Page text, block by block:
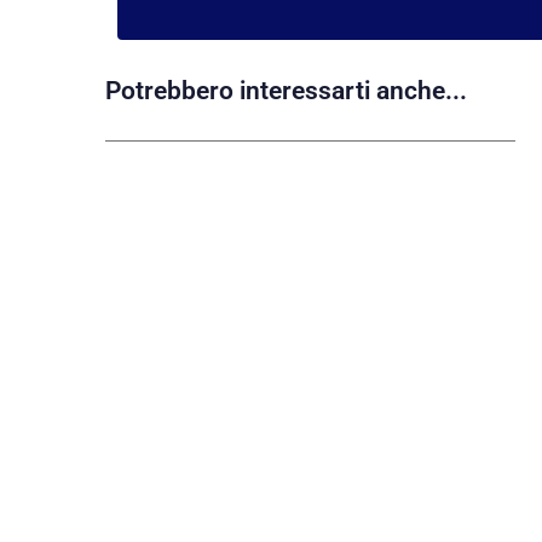
Potrebbero interessarti anche...